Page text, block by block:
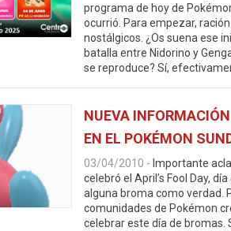
programa de hoy de
ocurrió. Para empezar,
nostálgicos. ¿Os suena ese
batalla entre Nidorino y
se reproduce? Sí,
NUEVA
EN EL POKÉMON
03/04/2010 - Importante
celebró el April’s Fool Day,
alguna broma como verdad.
comunidades de Pokémon
celebrar este día de bromas.